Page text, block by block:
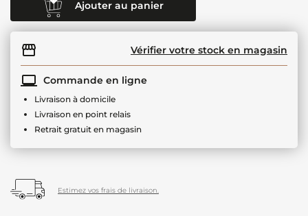
Ajouter au panier
Vérifier votre stock en magasin
Commande en ligne
Livraison à domicile
Livraison en point relais
Retrait gratuit en magasin
Estimez vos frais de livraison.